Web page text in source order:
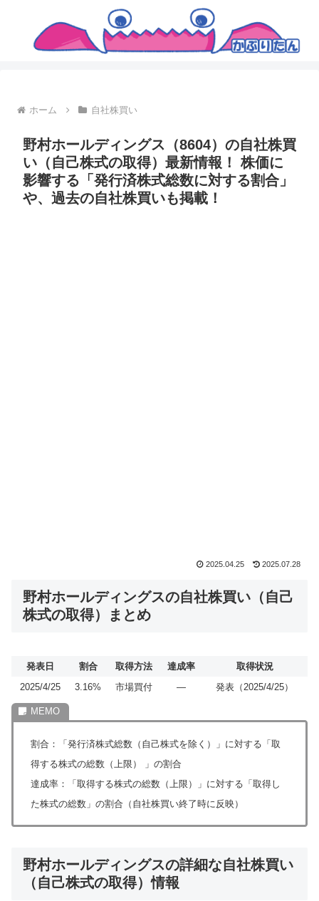
ホーム 自社株買い
野村ホールディングス（8604）の自社株買
い（自己株式の取得）最新情報！ 株価に
影響する「発行済株式総数に対する割合」
や、過去の自社株買いも掲載！
2025.04.25 2025.07.28
野村ホールディングスの自社株買い（自己
株式の取得）まとめ
発表日 割合 取得方法 達成率
取得状況
2025/4/25
3.16% 市場買付 ― 発表（2025/4/25）
割合：「発行済株式総数（自己株式を除く）」に対する「取
得する株式の総数（上限） 」の割合
達成率：「取得する株式の総数（上限）」に対する「取得し
た株式の総数」の割合（自社株買い終了時に反映）
野村ホールディングスの詳細な自社株買い
（自己株式の取得）情報